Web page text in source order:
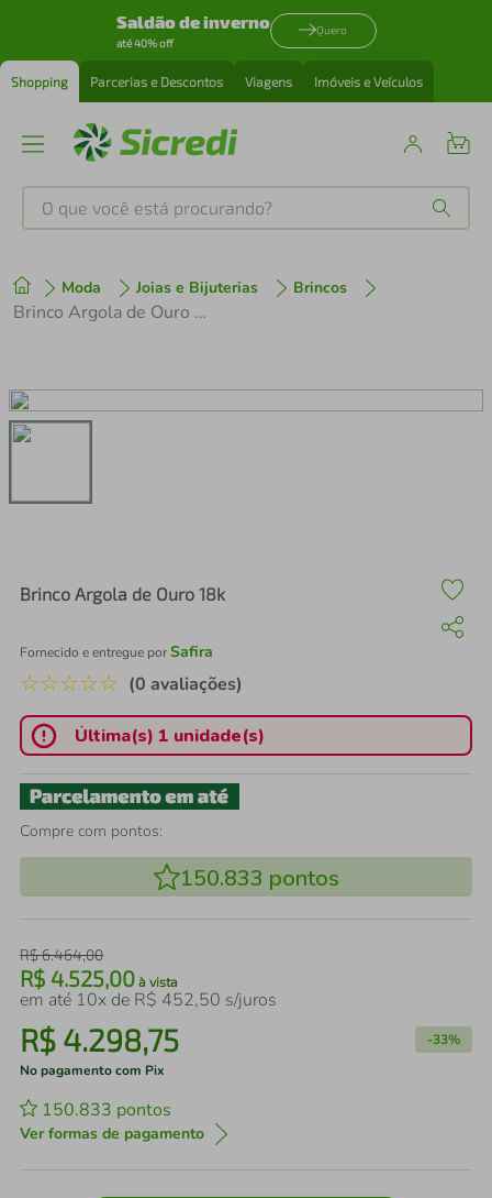
Saldão de inverno
até 40% off
Quero
Shopping Parcerias e Descontos Viagens Imóveis e Veículos
O que você está procurando?
Moda Joias e Bijuterias Brincos
Brinco Argola de Ouro 18k
Brinco Argola de Ouro 18k
Fornecido e entregue porSafira
☆☆☆☆☆ (0 avaliações)
Última(s) 1 unidade(s)
Compre com pontos:
150.833 pontos
R$6.464,00
R$ 4.525,00 à vista
em até 10x de R$ 452,50 s/juros
R$ 4.298,75 -33%
No pagamento com Pix
150.833 pontos
Ver formas de pagamento
1º tenis